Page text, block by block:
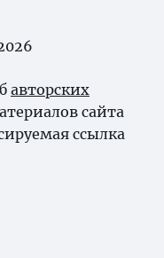
авторских
сайта
ссылка